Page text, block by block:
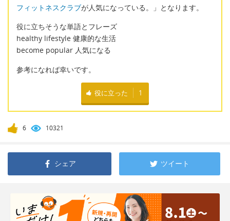
フィットネスクラブが人気になっている。」となります。
役に立ちそうな単語とフレーズ
healthy lifestyle 健康的な生活
become popular 人気になる
参考になれば幸いです。
役に立った 1
6 10321
シェア ツイート